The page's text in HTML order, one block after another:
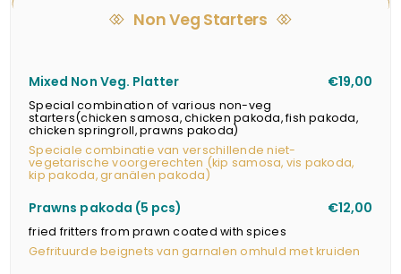
Non Veg Starters
Mixed Non Veg. Platter €19,00
Special combination of various non-veg
starters(chicken samosa, chicken pakoda, fish pakoda,
chicken springroll, prawns pakoda)
Speciale combinatie van verschillende niet-
vegetarische voorgerechten (kip samosa, vis pakoda,
kip pakoda, granälen pakoda)
Prawns pakoda (5 pcs) €12,00
fried fritters from prawn coated with spices
Gefrituurde beignets van garnalen omhuld met kruiden